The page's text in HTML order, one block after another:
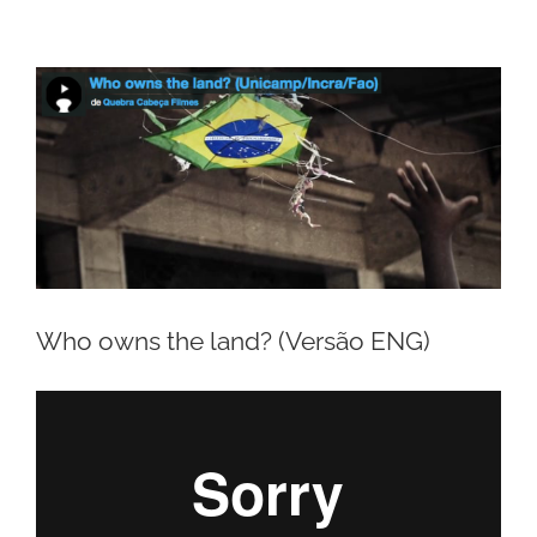
View
Larger
Image
Who owns the land? (Versão ENG)